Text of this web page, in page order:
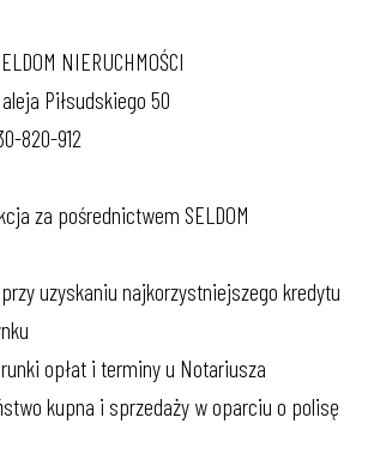
NIERUCHMOŚCI
Piłsudskiego 50
820-912
za pośrednictwem SELDOM
uzyskaniu najkorzystniejszego kredytu
opłat i terminy u Notariusza
kupna i sprzedaży w oparciu o polisę